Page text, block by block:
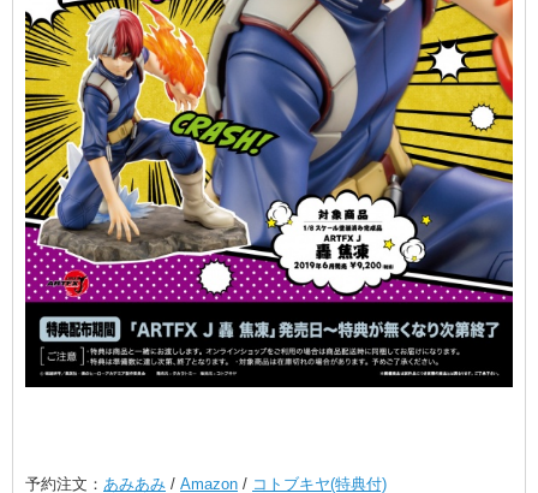
予約注文： あみあみ / Amazon / コトブキヤ(特典付)